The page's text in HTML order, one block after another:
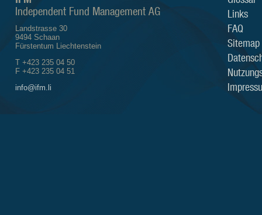
Independent Fund Management AG
Landstrasse 30
9494 Schaan
Fürstentum Liechtenstein
T +423 235 04 50
F +423 235 04 51
info@ifm.li
Links
FAQ
Sitemap